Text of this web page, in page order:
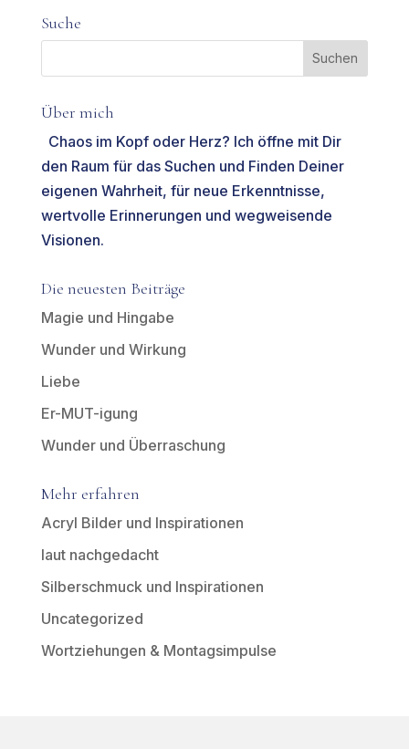
Suche
Über mich
Chaos im Kopf oder Herz? Ich öffne mit Dir
den Raum für das Suchen und Finden Deiner
eigenen Wahrheit, für neue Erkenntnisse,
wertvolle Erinnerungen und wegweisende
Visionen.
Die neuesten Beiträge
Magie und Hingabe
Wunder und Wirkung
Liebe
Er-MUT-igung
Wunder und Überraschung
Mehr erfahren
Acryl Bilder und Inspirationen
laut nachgedacht
Silberschmuck und Inspirationen
Uncategorized
Wortziehungen & Montagsimpulse